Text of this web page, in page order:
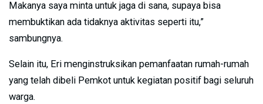
Makanya saya minta untuk jaga di sana, supaya bisa
membuktikan ada tidaknya aktivitas seperti itu,”
sambungnya.
Selain itu, Eri menginstruksikan pemanfaatan rumah-rumah
yang telah dibeli Pemkot untuk kegiatan positif bagi seluruh
warga.